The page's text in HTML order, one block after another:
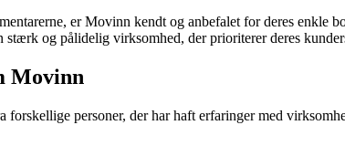
er Movinn kendt og anbefalet for deres
og pålidelig virksomhed, der prioriterer deres
Movinn
personer, der har haft erfaringer med